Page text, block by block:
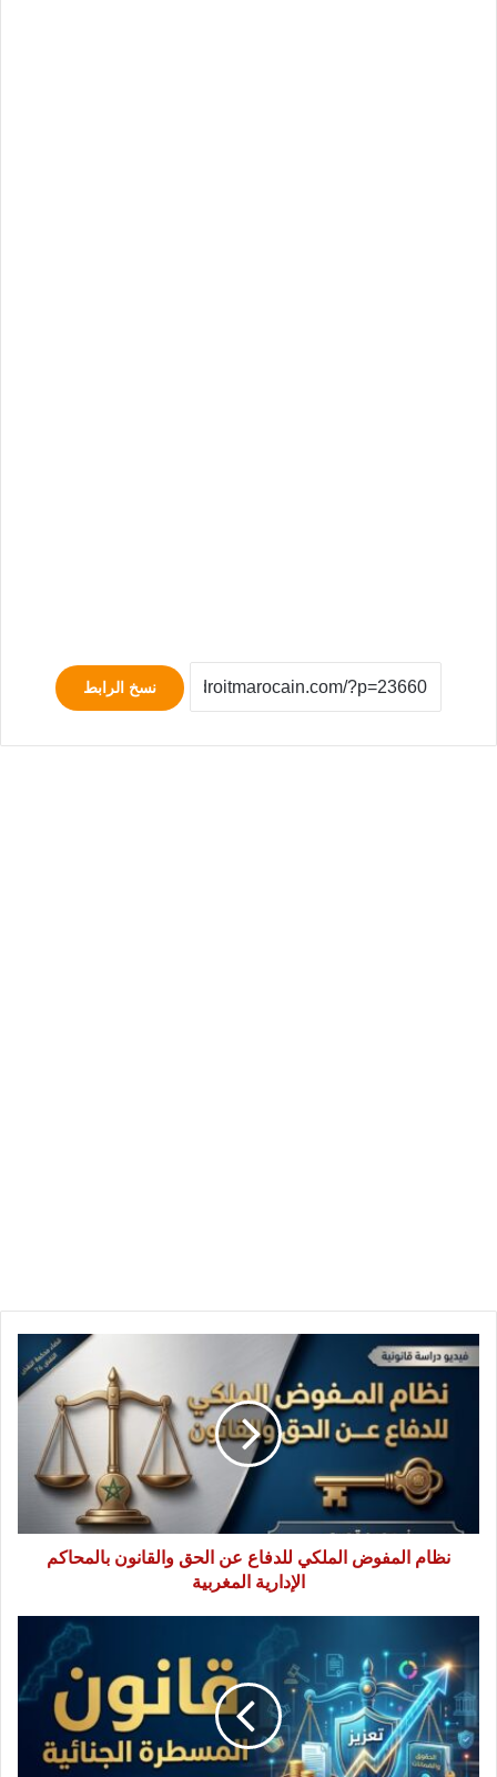
نسخ الرابط
نظام
المفوض
الملكي
للدفاع
والقانون
بالمحاكم
الإدارية
المغربيةنظام المفوض الملكي للدفاع عن الحق والقانون بالمحاكم
الإدارية المغربية
المسطرة
الجنائية
تعديلات
جديدة
تعزز